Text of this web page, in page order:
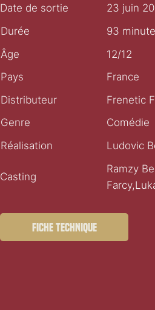
Date de sortie
23 juin
Durée
93
Âge
12/12
Pays
France
Distributeur
Frenetic
Genre
Comédie
Réalisation
Ludovic
Casting
Ramzy
Fiche technique